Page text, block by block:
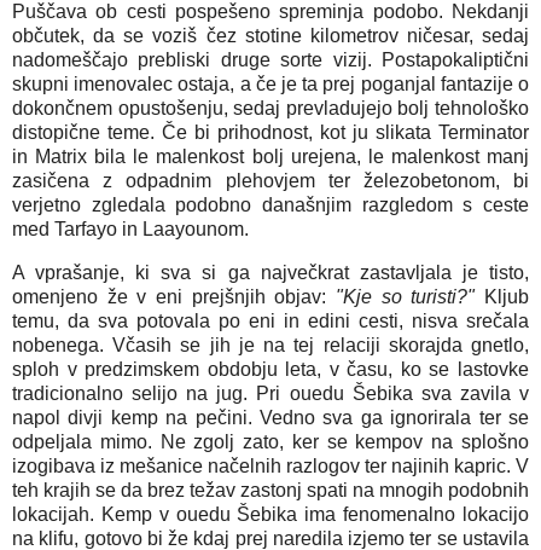
Puščava ob cesti pospešeno spreminja podobo. Nekdanji
občutek, da se voziš čez stotine kilometrov ničesar, sedaj
nadomeščajo prebliski druge sorte vizij. Postapokaliptični
skupni imenovalec ostaja, a če je ta prej poganjal fantazije o
dokončnem opustošenju, sedaj prevladujejo bolj tehnološko
distopične teme. Če bi prihodnost, kot ju slikata Terminator
in Matrix bila le malenkost bolj urejena, le malenkost manj
zasičena z odpadnim plehovjem ter železobetonom, bi
verjetno zgledala podobno današnjim razgledom s ceste
med Tarfayo in Laayounom.
A vprašanje, ki sva si ga največkrat zastavljala je tisto,
omenjeno že v eni prejšnjih objav: "Kje so turisti?"Kljub
temu, da sva potovala po eni in edini cesti, nisva srečala
nobenega. Včasih se jih je na tej relaciji skorajda gnetlo,
sploh v predzimskem obdobju leta, v času, ko se lastovke
tradicionalno selijo na jug. Pri ouedu Šebika sva zavila v
napol divji kemp na pečini. Vedno sva ga ignorirala ter se
odpeljala mimo. Ne zgolj zato, ker se kempov na splošno
izogibava iz mešanice načelnih razlogov ter najinih kapric. V
teh krajih se da brez težav zastonj spati na mnogih podobnih
lokacijah. Kemp v ouedu Šebika ima fenomenalno lokacijo
na klifu, gotovo bi že kdaj prej naredila izjemo ter se ustavila